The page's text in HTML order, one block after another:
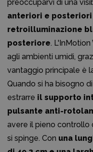
preoccuparvi di una
anteriori e posteriori
retroilluminazione
posteriore.
agli ambienti umidi,
vantaggio principale è
Quando si ha bisogno
estrarre il supporto
pulsante anti-
avere il pieno controllo
si spinge. Con una